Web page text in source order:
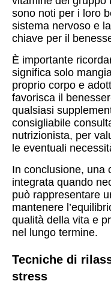
sono noti per i loro
sistema nervoso e
chiave per il
È importante
significa solo
proprio corpo e
favorisca il
qualsiasi
consigliabile
nutrizionista, per
le eventuali
In conclusione, una
integrata quando
può rappresentare
mantenere
qualità della vita e
nel lungo termine.
Tecniche di
stress